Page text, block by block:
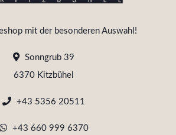
mit der besonderen Auswahl!
Sonngrub 39
6370 Kitzbühel
+43 5356 20511
+43 660 999 6370